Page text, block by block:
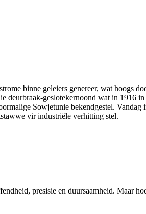
binne geleiers genereer, wat hoogs
deurbraak-geslotekernoond wat in 1916
Sowjetunie bekendgestel. Vandag
vir industriële verhitting stel.
presisie en duursaamheid. Maar